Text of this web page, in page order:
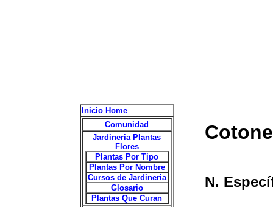
Inicio Home
Comunidad
Jardineria Plantas
Flores
Plantas Por Tipo
Plantas Por Nombre
Cursos de Jardineria
Glosario
Plantas Que Curan
N.